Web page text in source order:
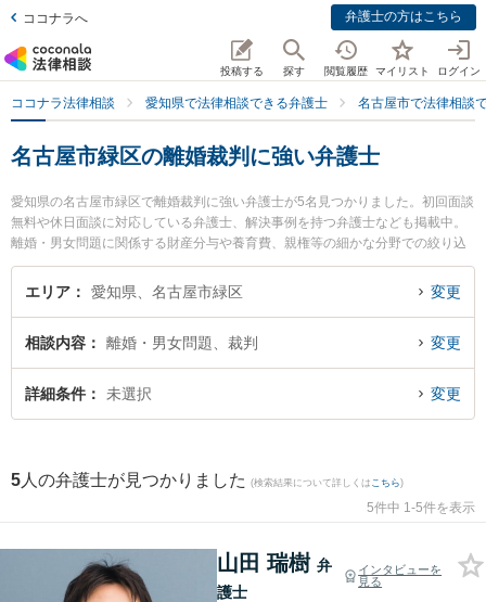
ココナラへ 弁護士の方はこちら
投稿する 探す 閲覧履歴 マイリスト ログイン
ココナラ法律相談 愛知県で法律相談できる弁護士 名古屋市で法律相談
名古屋市緑区の離婚裁判に強い弁護士
愛知県の名古屋市緑区で離婚裁判に強い弁護士が5名見つかりました。初回面談
無料や休日面談に対応している弁護士、解決事例を持つ弁護士なども掲載中。
離婚・男女問題に関係する財産分与や養育費、親権等の細かな分野での絞り込
み検索もでき便利です。特にさんずい法律事務所の山田 瑞樹弁護士や徳重法律
事務所の杉山 清弁護士、緑オリーブ法律事務所の濱嶌 将周弁護士のプロフィー
判のトラブル解決の実績豊富な近くの弁護士を検索したい』『初回相談無料で
離婚裁判を法律相談できる名古屋市緑区内の弁護士に相談予約したい』などで
お困りの相談者さんにおすすめです。
エリア 愛知県、名古屋市緑区 変更
相談内容 離婚・男女問題、裁判 変更
詳細条件 未選択 変更
5 人の弁護士が見つかりました (検索結果について詳しくは こちら)
5件中 1-5件を表示
山田 瑞樹 弁
護士
インタビューを
見る